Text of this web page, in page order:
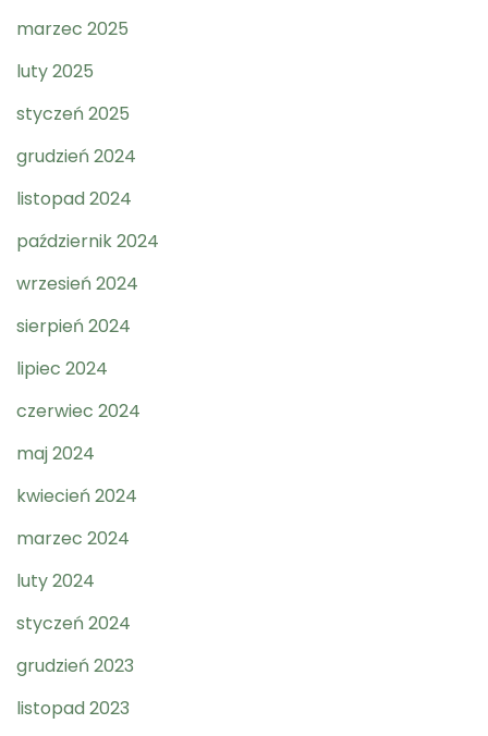
marzec 2025
luty 2025
styczeń 2025
grudzień 2024
listopad 2024
październik 2024
wrzesień 2024
sierpień 2024
lipiec 2024
czerwiec 2024
maj 2024
kwiecień 2024
marzec 2024
luty 2024
styczeń 2024
grudzień 2023
listopad 2023